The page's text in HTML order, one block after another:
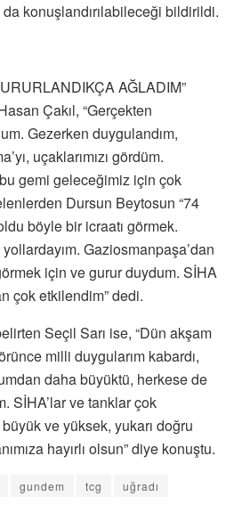
konuşlandırılabileceği bildirildi.
AĞLADIM”
Çakıl, “Gerçekten
Gezerken duygulandım,
uçaklarımızı gördüm.
gemi geleceğimiz için çok
Dursun Beytosun “74
böyle bir icraatı görmek.
Gaziosmanpaşa’dan
için ve gurur duydum. SİHA
çok etkilendim” dedi.
Seçil Sarı ise, “Dün akşam
milli duygularım kabardı,
daha büyüktü, herkese de
SİHA’lar ve tanklar çok
ve yüksek, yukarı doğru
hayırlı olsun” diye konuştu.
gundem tcg
uğradı